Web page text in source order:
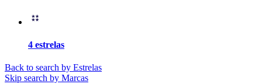
4 estrelas
Back to search by Estrelas
Skip search by Marcas